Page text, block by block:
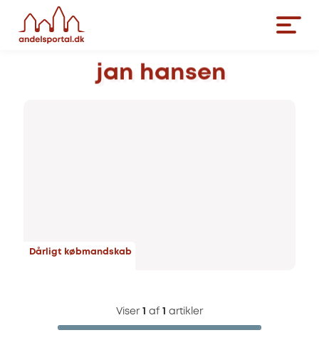
jan hansen
Dårligt købmandskab
Viser 1 af 1 artikler